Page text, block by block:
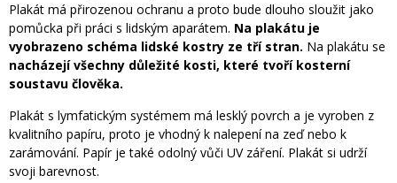
Plakát má přirozenou ochranu a proto bude dlouho sloužit jako
pomůcka při práci s lidským aparátem. Na plakátu je
vyobrazeno schéma lidské kostry ze tří stran. Na plakátu se
nacházejí všechny důležité kosti, které tvoří kosterní
soustavu člověka.
Plakát s lymfatickým systémem má lesklý povrch a je vyroben z
kvalitního papíru, proto je vhodný k nalepení na zeď nebo k
zarámování. Papír je také odolný vůči UV záření. Plakát si udrží
svoji barevnost.